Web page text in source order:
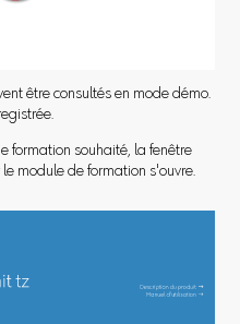
être consultés en mode démo.
formation souhaité, la fenêtre
module de formation s'ouvre.